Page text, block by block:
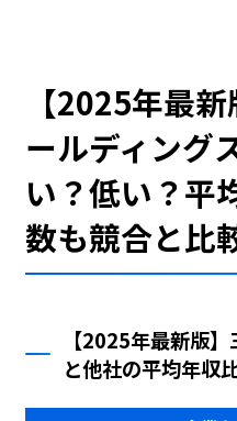
【2025年最
ールディング
い？低い？平
数も競合と比
【2025年最新版
と他社の平均年収